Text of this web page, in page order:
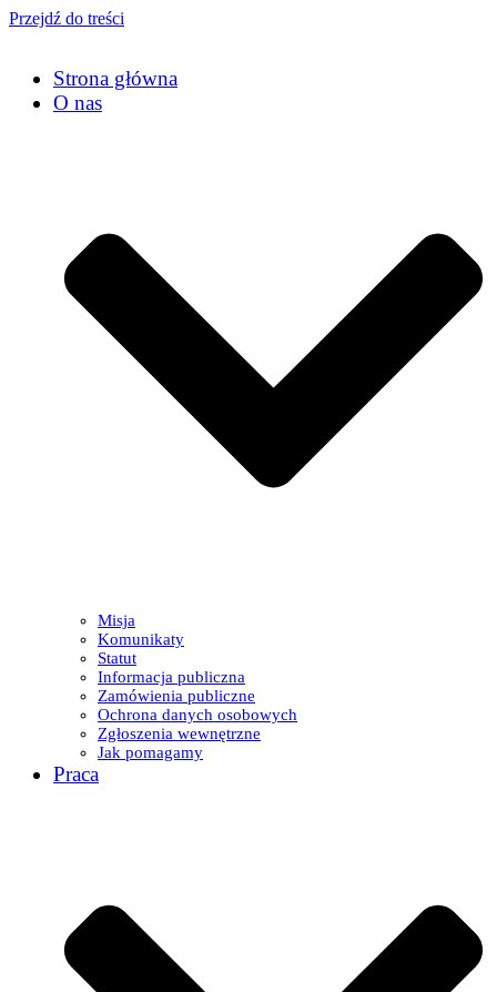
Przejdź do treści
Strona główna
O nas
Misja
Komunikaty
Statut
Informacja publiczna
Zamówienia publiczne
Ochrona danych osobowych
Zgłoszenia wewnętrzne
Jak pomagamy
Praca